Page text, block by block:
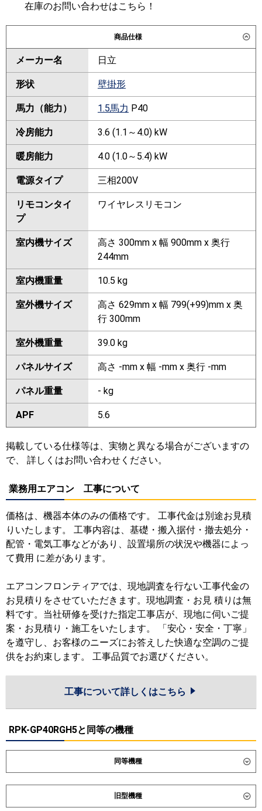
在庫のお問い合わせはこちら！
商品仕様
メーカー名 日立
形状 壁掛形
馬力（能力） 1.5馬力 P40
冷房能力 3.6 (1.1～4.0) kW
暖房能力 4.0 (1.0～5.4) kW
電源タイプ 三相200V
リモコンタイ
プ
ワイヤレスリモコン
室内機サイズ
高さ 300mm x 幅 900mm x 奥行
244mm
室内機重量 10.5 kg
室外機サイズ
高さ 629mm x 幅 799(+99)mm x 奥
行 300mm
室外機重量 39.0 kg
パネルサイズ 高さ -mm x 幅 -mm x 奥行 -mm
パネル重量 - kg
APF 5.6
掲載している仕様等は、実物と異なる場合がございますの
で、 詳しくはお問い合わせください。
業務用エアコン 工事について
価格は、機器本体のみの価格です。 工事代金は別途お見積
りいたします。 工事内容は、基礎・搬入据付・撤去処分・
配管・電気工事などがあり、設置場所の状況や機器によっ
て費用 に差があります。
エアコンフロンティアでは、現地調査を行ない工事代金の
お見積りをさせていただきます。現地調査・お見 積りは無
料です。当社研修を受けた指定工事店が、現地に伺いご提
案・お見積り・施工をいたします。 「安心・安全・丁寧」
を遵守し、お客様のニーズにお答えした快適な空調のご提
供をお約束します。 工事品質でお選びください。
工事について詳しくはこちら
RPK-GP40RGH5と同等の機種
同等機種
ダイキン SSRA40DT SSRA40DNT
東芝 GKXA04013XU GKXA04013MUB
旧型機種